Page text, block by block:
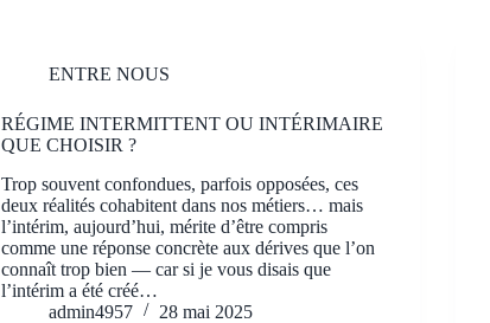
ENTRE NOUS
RÉGIME INTERMITTENT OU INTÉRIMAIRE
QUE CHOISIR ?
Trop souvent confondues, parfois opposées, ces
deux réalités cohabitent dans nos métiers… mais
l’intérim, aujourd’hui, mérite d’être compris
comme une réponse concrète aux dérives que l’on
connaît trop bien — car si je vous disais que
l’intérim a été créé…
admin4957
28 mai 2025